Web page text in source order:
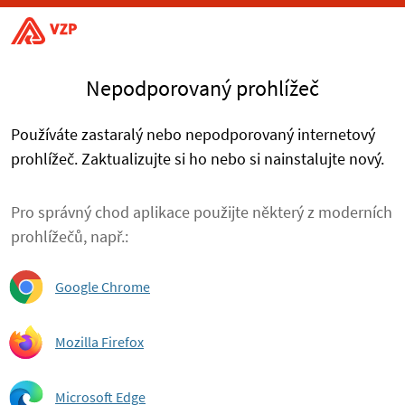
Nepodporovaný prohlížeč
Používáte zastaralý nebo nepodporovaný internetový
prohlížeč. Zaktualizujte si ho nebo si nainstalujte nový.
Pro správný chod aplikace použijte některý z moderních
prohlížečů, např.:
Google Chrome
Mozilla Firefox
Microsoft Edge